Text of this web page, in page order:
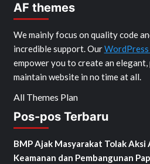
AF themes
We mainly focus on quality code
incredible support. OurWordPress
empower you to create an
maintain website in no time at all.
All Themes Plan
Pos-pos Terbaru
BMP Ajak Masyarakat Tolak Aksi
Keamanan dan Pembangunan